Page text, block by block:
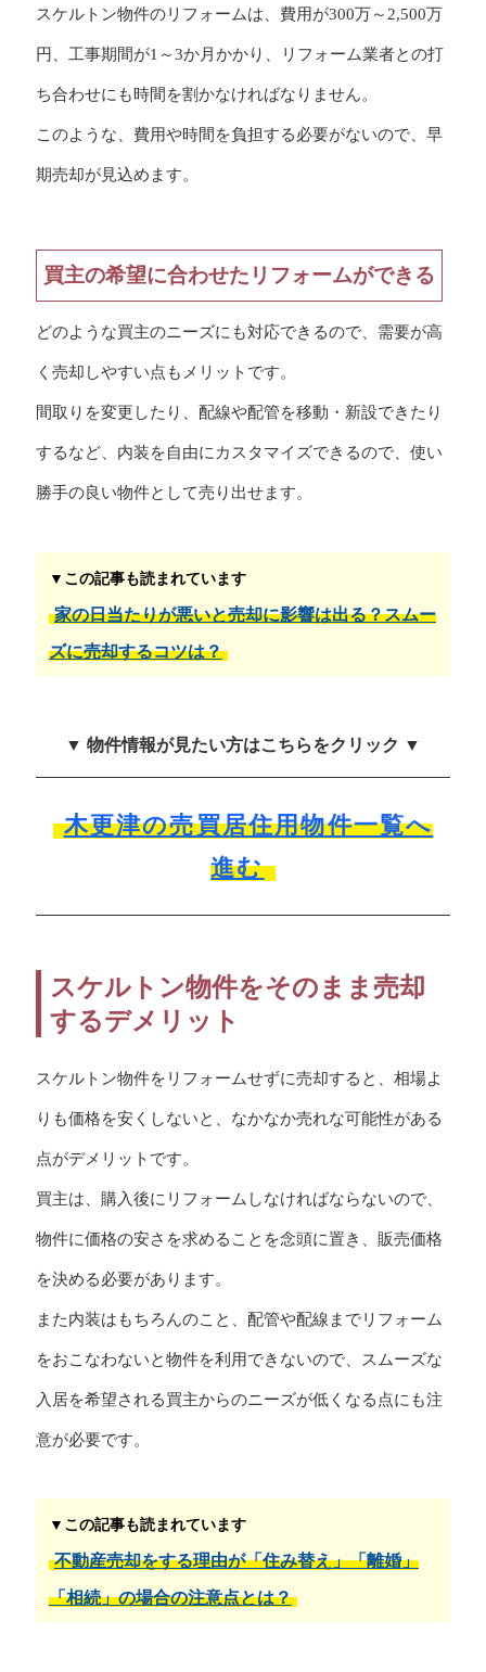
スケルトン物件のリフォームは、費用が300万～2,500万
円、工事期間が1～3か月かかり、リフォーム業者との打
ち合わせにも時間を割かなければなりません。
このような、費用や時間を負担する必要がないので、早
期売却が見込めます。
買主の希望に合わせたリフォームができる
どのような買主のニーズにも対応できるので、需要が高
く売却しやすい点もメリットです。
間取りを変更したり、配線や配管を移動・新設できたり
するなど、内装を自由にカスタマイズできるので、使い
勝手の良い物件として売り出せます。
▼この記事も読まれています
家の日当たりが悪いと売却に影響は出る？スムー
ズに売却するコツは？
▼ 物件情報が見たい方はこちらをクリック ▼
木更津の売買居住用物件一覧へ
進む
スケルトン物件をそのまま売却
するデメリット
スケルトン物件をリフォームせずに売却すると、相場よ
りも価格を安くしないと、なかなか売れな可能性がある
点がデメリットです。
買主は、購入後にリフォームしなければならないので、
物件に価格の安さを求めることを念頭に置き、販売価格
を決める必要があります。
また内装はもちろんのこと、配管や配線までリフォーム
をおこなわないと物件を利用できないので、スムーズな
入居を希望される買主からのニーズが低くなる点にも注
意が必要です。
▼この記事も読まれています
不動産売却をする理由が「住み替え」「離婚」
「相続」の場合の注意点とは？